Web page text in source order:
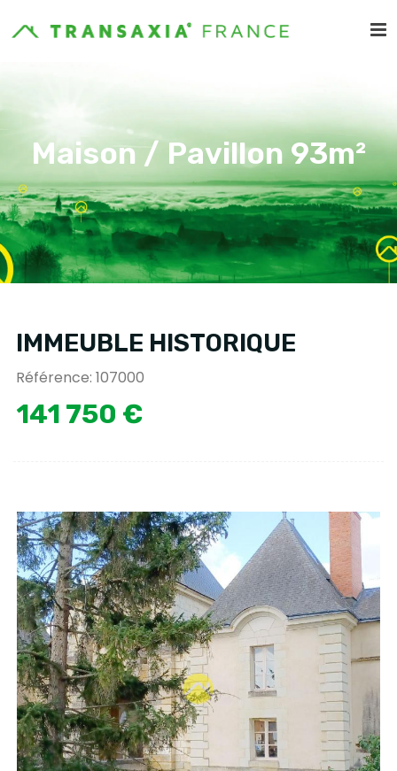
Maison / Pavillon 93m²
IMMEUBLE HISTORIQUE
Référence: 107000
141 750 €